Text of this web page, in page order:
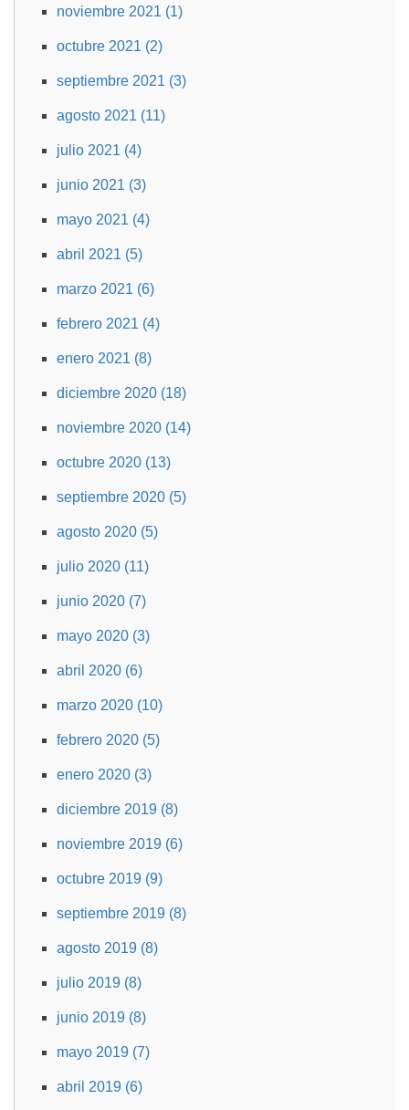
noviembre 2021 (1)
octubre 2021 (2)
septiembre 2021 (3)
agosto 2021 (11)
julio 2021 (4)
junio 2021 (3)
mayo 2021 (4)
abril 2021 (5)
marzo 2021 (6)
febrero 2021 (4)
enero 2021 (8)
diciembre 2020 (18)
noviembre 2020 (14)
octubre 2020 (13)
septiembre 2020 (5)
agosto 2020 (5)
julio 2020 (11)
junio 2020 (7)
mayo 2020 (3)
abril 2020 (6)
marzo 2020 (10)
febrero 2020 (5)
enero 2020 (3)
diciembre 2019 (8)
noviembre 2019 (6)
octubre 2019 (9)
septiembre 2019 (8)
agosto 2019 (8)
julio 2019 (8)
junio 2019 (8)
mayo 2019 (7)
abril 2019 (6)